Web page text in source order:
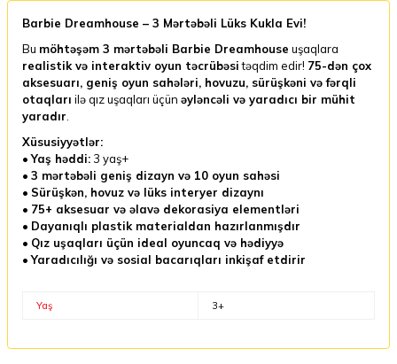
Barbie Dreamhouse – 3 Mərtəbəli Lüks Kukla Evi!
Bu möhtəşəm 3 mərtəbəli Barbie Dreamhouse uşaqlara
realistik və interaktiv oyun təcrübəsitəqdim edir! 75-dən çox
aksesuarı, geniş oyun sahələri, hovuzu, sürüşkəni və fərqli
otaqları ilə qız uşaqları üçün əyləncəli və yaradıcı bir mühit
yaradır
Xüsusiyyətlər:
•Yaş həddi: 3 yaş+
• 3 mərtəbəli geniş dizayn və 10 oyun sahəsi
• Sürüşkən, hovuz və lüks interyer dizaynı
• 75+ aksesuar və əlavə dekorasiya elementləri
• Dayanıqlı plastik materialdan hazırlanmışdır
• Qız uşaqları üçün ideal oyuncaq və hədiyyə
•Yaradıcılığı və sosial bacarıqları inkişaf etdirir
Yaş 3+